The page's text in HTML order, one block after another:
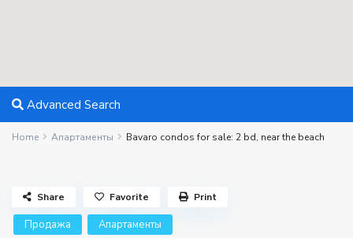
Advanced Search
Home Апартаменты Bavaro condos for sale: 2 bd, near the beach
Продажа Апартаменты
Share Favorite Print